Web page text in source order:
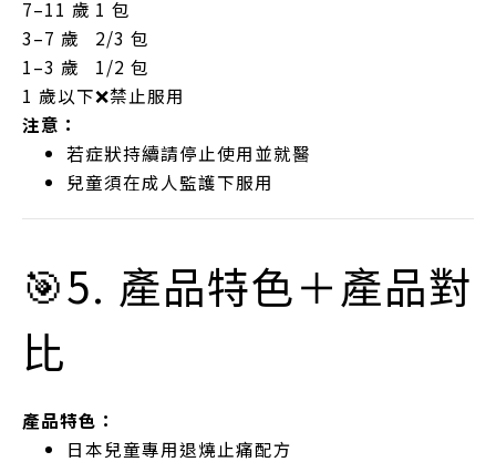
7–11 歲 1 包
3–7 歲
2/3 包
1–3 歲
1/2 包
1 歲以下❌禁止服用
注意：
若症狀持續請停止使用並就醫
兒童須在成人監護下服用
🎯5. 產品特色＋產品對
比
產品特色：
日本兒童專用退燒止痛配方